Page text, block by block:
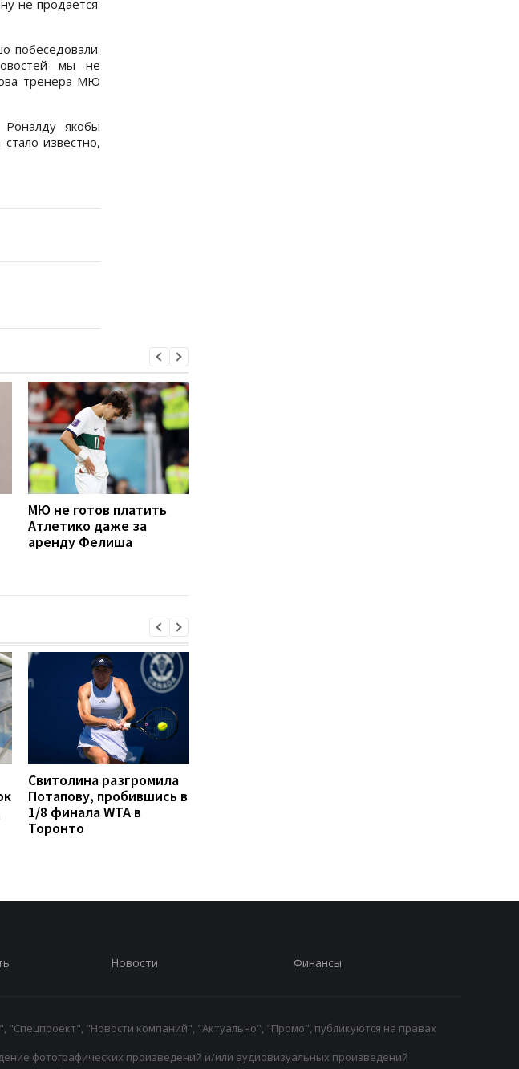
не продается.
побеседовали.
мы не
тренера МЮ
якобы
известно,
МЮ не готов платить
Атлетико даже за
аренду Фелиша
Свитолина разгромила
Потапову, пробившись в
1/8 финала WTA в
Торонто
Новости Финансы
"Новости компаний", "Актуально", "Промо", публикуются на правах
фотографических произведений и/или аудиовизуальных произведений